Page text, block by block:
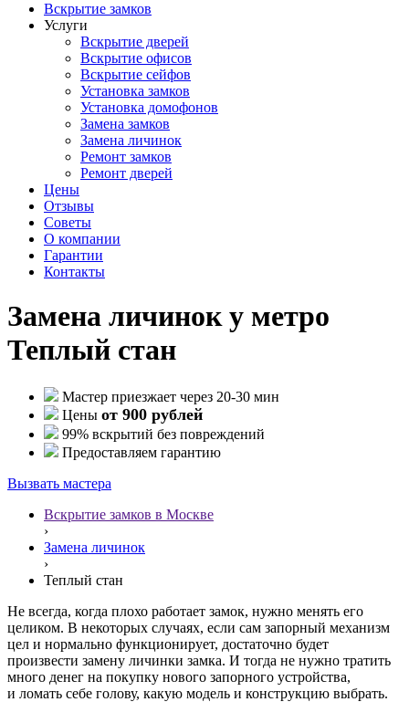
Вскрытие замков
Услуги
Вскрытие дверей
Вскрытие офисов
Вскрытие сейфов
Установка замков
Установка домофонов
Замена замков
Замена личинок
Ремонт замков
Ремонт дверей
Цены
Отзывы
Советы
О компании
Гарантии
Контакты
Замена личинок у метро
Теплый стан
Мастер приезжает через 20-30 мин
Цены от 900 рублей
99% вскрытий без повреждений
Предоставляем гарантию
Вызвать мастера
Вскрытие замков в Москве
›
Замена личинок
›
Теплый стан
Не всегда, когда плохо работает замок, нужно менять его
целиком. В некоторых случаях, если сам запорный механизм
цел и нормально функционирует, достаточно будет
произвести замену личинки замка. И тогда не нужно тратить
много денег на покупку нового запорного устройства,
и ломать себе голову, какую модель и конструкцию выбрать.